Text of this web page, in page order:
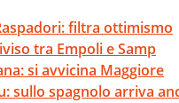
filtra ottimismo
tra Empoli e Samp
si avvicina Maggiore
sullo spagnolo arriva